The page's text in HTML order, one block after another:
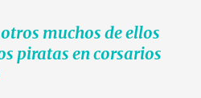
muchos de ellos
piratas en corsarios